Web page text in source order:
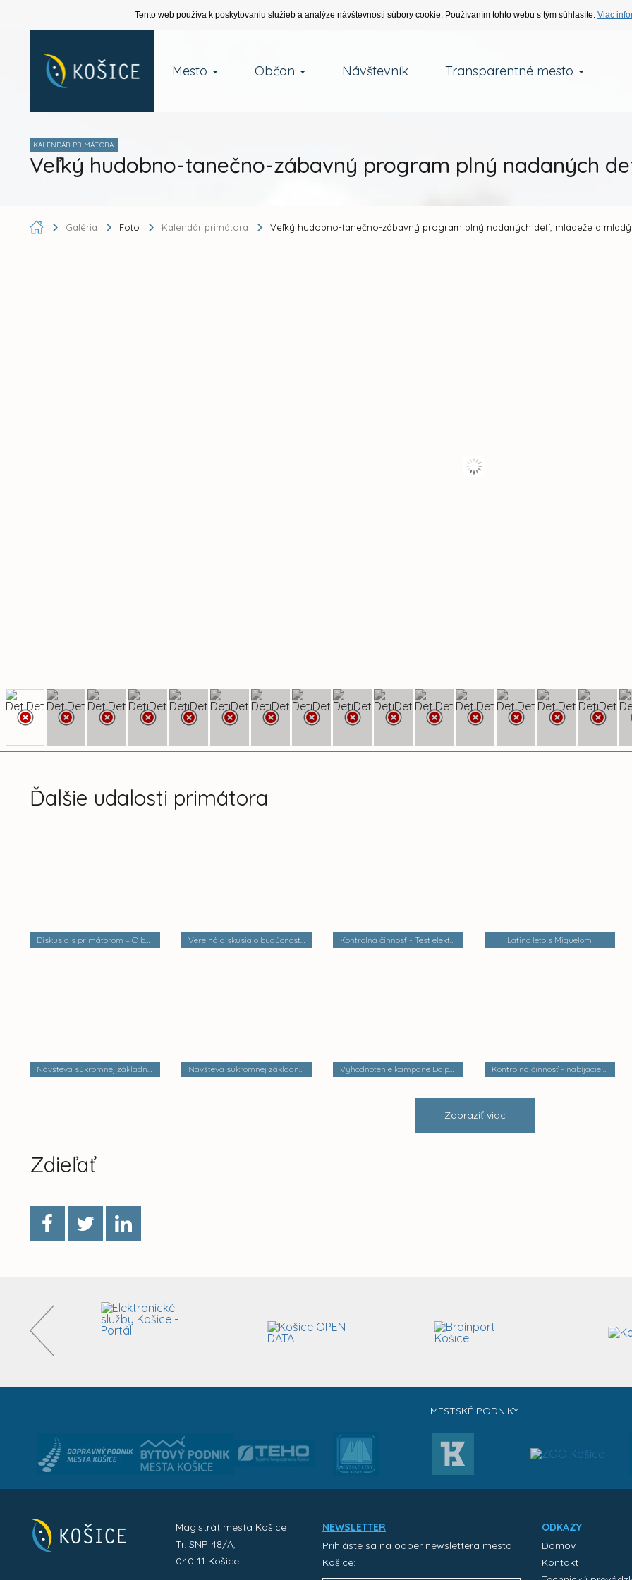
Tento web používa k poskytovaniu služieb a analýze návštevnosti súbory cookie. Používaním tohto webu s tým súhlasíte. Viac
Mesto Občan Návštevník Transparentné mesto
KALENDÁR PRIMÁTORA
Veľký hudobno-tanečno-zábavný program plný nadaných
Galéria Foto Kalendár primátora Veľký hudobno-tanečno-zábavný program plný nadaných detí, mládeže a
Ďalšie udalosti primátora
Diskusia s primátorom – O bezpečnosti a verejnom poriadku Verejná diskusia o budúcnosti mestských častí Kontrolná činnosť - Test električiek a trate MET 2 Latino leto s Miguelom
Návšteva súkromnej základnej školy Dobrá škola n.o. Návšteva súkromnej základnej školy Palackého Vyhodnotenie kampane Do práce na bicykli Kontrolná činnosť - nabíjacie stanice elektrobusov
Zobraziť viac
Zdieľať
MESTSKÉ PODNIKY
Magistrát mesta Košice
Tr. SNP 48/A,
040 11 Košice
NEWSLETTER
Prihláste sa na odber newslettera mesta
Košice:
ODKAZY
Domov
Kontakt